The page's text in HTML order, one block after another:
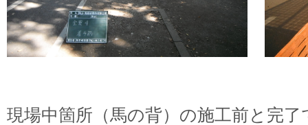
現場中箇所（馬の背）の施工前と完了